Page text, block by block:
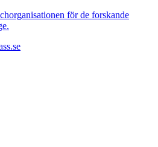
för de forskande